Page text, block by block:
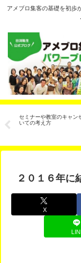
アメブロ集客の基礎を初歩
セミナーや教室のキャン
いての考え方
２０１６年に
X